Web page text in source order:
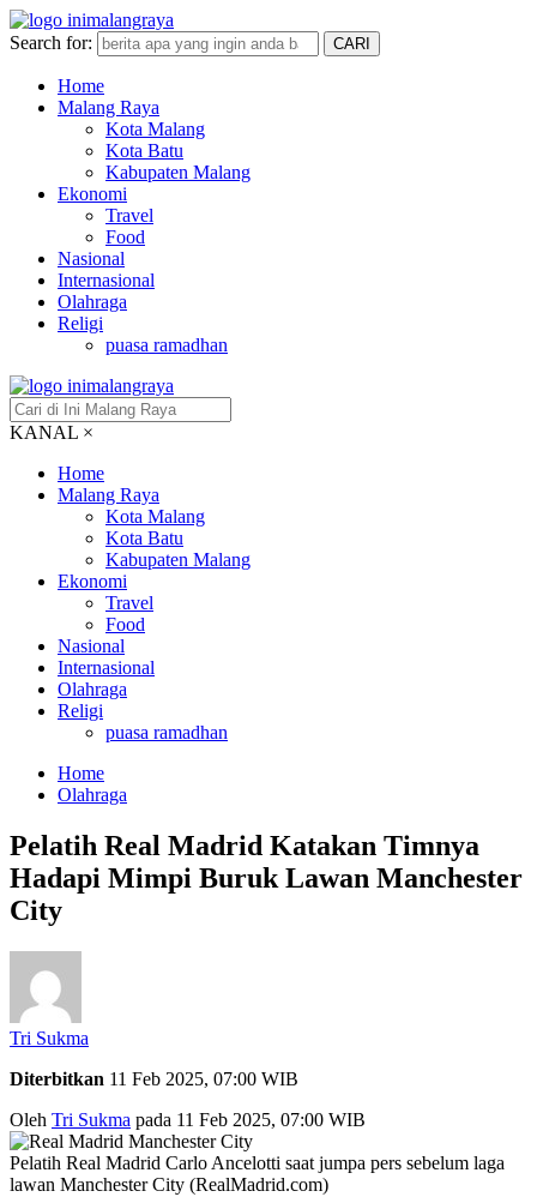
Search for: CARI
Home
Malang Raya
Kota Malang
Kota Batu
Kabupaten Malang
Ekonomi
Travel
Food
Nasional
Internasional
Olahraga
Religi
puasa ramadhan
KANAL ×
Home
Malang Raya
Kota Malang
Kota Batu
Kabupaten Malang
Ekonomi
Travel
Food
Nasional
Internasional
Olahraga
Religi
puasa ramadhan
Home
Olahraga
Pelatih Real Madrid Katakan Timnya
Hadapi Mimpi Buruk Lawan Manchester
City
Tri Sukma
Diterbitkan 11 Feb 2025, 07:00 WIB
Oleh Tri Sukma pada 11 Feb 2025, 07:00 WIB
Pelatih Real Madrid Carlo Ancelotti saat jumpa pers sebelum laga
lawan Manchester City (RealMadrid.com)